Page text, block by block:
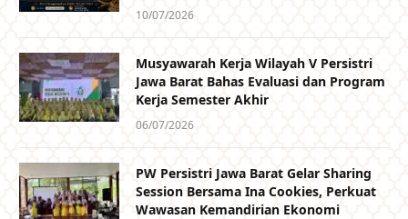
10/07/2026
Musyawarah Kerja Wilayah V Persistri
Jawa Barat Bahas Evaluasi dan Program
Kerja Semester Akhir
06/07/2026
PW Persistri Jawa Barat Gelar Sharing
Session Bersama Ina Cookies, Perkuat
Wawasan Kemandirian Ekonomi